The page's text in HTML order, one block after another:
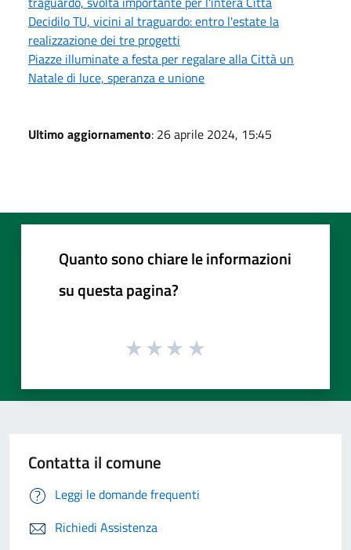
Decidilo TU, vicini al traguardo: entro l'estate la
realizzazione dei tre progetti
Piazze illuminate a festa per regalare alla Città un
Natale di luce, speranza e unione
Ultimo aggiornamento: 26 aprile 2024, 15:45
Quanto sono chiare le informazioni
su questa pagina?
Contatta il comune
Leggi le domande frequenti
Richiedi Assistenza